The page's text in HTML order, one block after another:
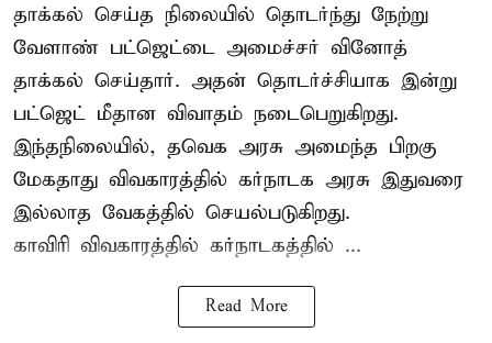
தாக்கல் செய்த நிலையில் தொடர்ந்து நேற்று
வேளாண் பட்ஜெட்டை அமைச்சர் வினோத்
தாக்கல் செய்தார். அதன் தொடர்ச்சியாக இன்று
பட்ஜெட் மீதான விவாதம் நடைபெறுகிறது.
இந்தநிலையில், தவெக அரசு அமைந்த பிறகு
மேகதாது விவகாரத்தில் கர்நாடக அரசு இதுவரை
இல்லாத வேகத்தில் செயல்படுகிறது.
காவிரி விவகாரத்தில் கர்நாடகத்தில் ...
Read More